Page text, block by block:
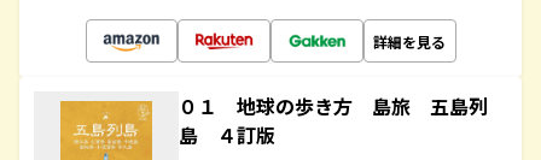
詳細を見る
０１ 地球の歩き方 島旅 五島列
島 ４訂版